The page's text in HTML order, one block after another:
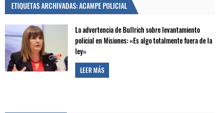
ETIQUETAS ARCHIVADAS: ACAMPE POLICIAL
La advertencia de Bullrich sobre levantamiento
policial en Misiones: «Es algo totalmente fuera de la
ley»
LEER MÁS